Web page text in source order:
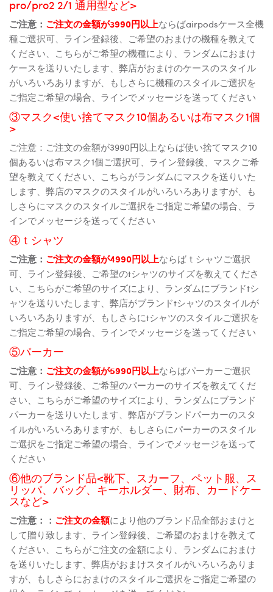
pro/pro2 2/1 通用型など>
ご注意： ご注文の金額が3990円以上ならばairpodsケース全機
種ご選択可、ライン登録後、ご希望のおまけの機種を教えて
ください、こちらがご希望の機種により、ランダムにおまけ
ケースを送りいたします、弊店がおまけのケースのスタイル
がいろいろありますが、もしさらに機種のスタイルご選択を
ご指定ご希望の場合、ラインでメッセージを送ってください
③マスク<使い捨てマスク10個あるいは布マスク1個
>
ご注意：ご注文の金額が3990円以上ならば使い捨てマスク10
個あるいは布マスク1個ご選択可、ライン登録後、マスクご希
望を教えてください、こちらがランダムにマスクを送りいた
します、弊店のマスクのスタイルがいろいろありますが、も
しさらにマスクのスタイルご選択をご指定ご希望の場合、ラ
インでメッセージを送ってください
④ｔシャツ
ご注意： ご注文の金額が4990円以上ならばｔシャツご選択
可、ライン登録後、ご希望のtシャツのサイズを教えてくださ
い、こちらがご希望のサイズにより、ランダムにブランドtシ
ャツを送りいたします、弊店がブランドtシャツのスタイルが
いろいろありますが、もしさらにtシャツのスタイルご選択を
ご指定ご希望の場合、ラインでメッセージを送ってください
⑤パーカー
ご注意： ご注文の金額が5990円以上ならばパーカーご選択
可、ライン登録後、ご希望のパーカーのサイズを教えてくだ
さい、こちらがご希望のサイズにより、ランダムにブランド
パーカーを送りいたします、弊店がブランドパーカーのスタ
イルがいろいろありますが、もしさらにパーカーのスタイル
ご選択をご指定ご希望の場合、ラインでメッセージを送って
ください
⑥他のブランド品<靴下、スカーフ、ペット服、ス
リッパ、バッグ、キーホルダー、財布、カードケー
スなど>
ご注意：： ご注文の金額により他のブランド品全部おまけと
して贈り致します、ライン登録後、ご希望のおまけを教えて
ください、こちらがご注文の金額により、ランダムにおまけ
を送りいたします、弊店がおまけスタイルがいろいろありま
すが、もしさらにおまけのスタイルご選択をご指定ご希望の